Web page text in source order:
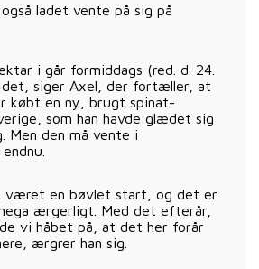
ladet vente på sig på
i går formiddags (red. d. 24.
siger Axel, der fortæller, at
købt en ny, brugt spinat-
som han havde glædet sig
Men den må vente i
været en bøvlet start, og det er
ærgerligt. Med det efterår,
vi håbet på, at det her forår
ærgrer han sig.